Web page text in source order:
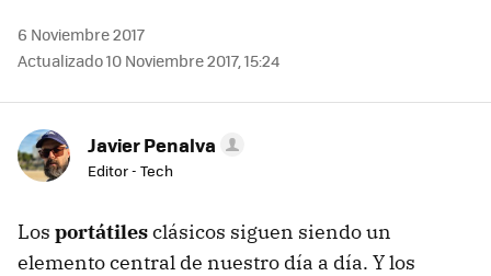
6 Noviembre 2017
Actualizado 10 Noviembre 2017, 15:24
Javier Penalva
Editor - Tech
Los portátilesclásicos siguen siendo un
elemento central de nuestro día a día. Y los